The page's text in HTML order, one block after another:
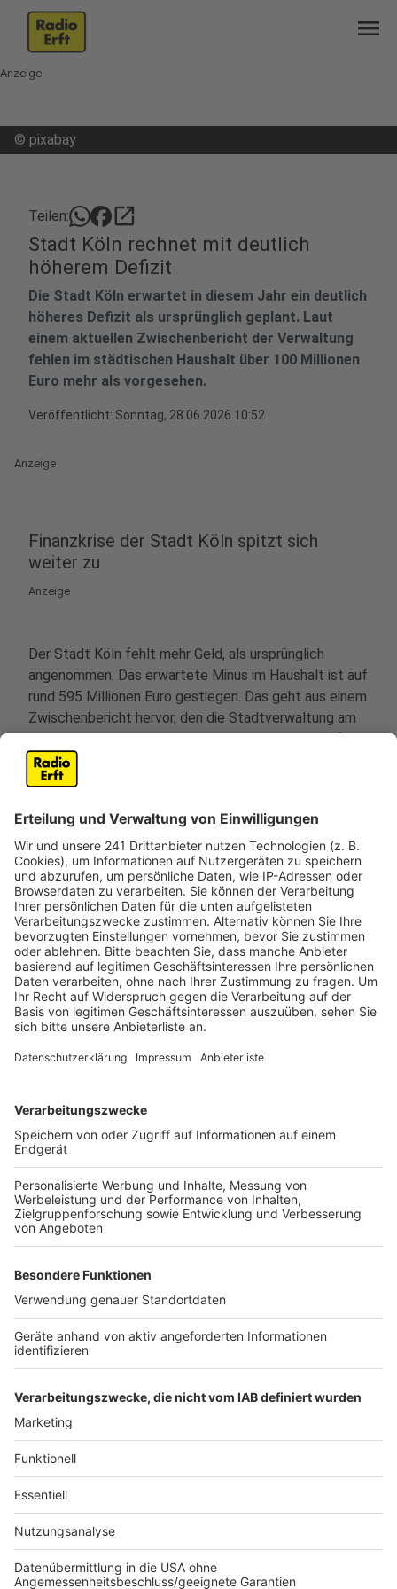
menu
Anzeige
© pixabay
Teilen: open_in_new
Stadt Köln rechnet mit deutlich
höherem Defizit
Die Stadt Köln erwartet in diesem Jahr ein deutlich
höheres Defizit als ursprünglich geplant. Laut
einem aktuellen Zwischenbericht der Verwaltung
fehlen im städtischen Haushalt über 100 Millionen
Euro mehr als vorgesehen.
Veröffentlicht: Sonntag, 28.06.2026 10:52
Anzeige
Finanzkrise der Stadt Köln spitzt sich
weiter zu
Anzeige
Der Stadt Köln fehlt mehr Geld, als ursprünglich
angenommen. Das erwartete Minus im Haushalt ist auf
rund 595 Millionen Euro gestiegen. Das geht aus einem
Zwischenbericht hervor, den die Stadtverwaltung am
Nachmittag dem Finanzausschuss vorlegt. Damit fällt
das Defizit um rund 106 Millionen Euro höher aus als im
ursprünglichen Haushaltsplan kalkuliert. Als
Ausgaben in verschiedenen sozialen Bereichen.
Insbesondere bei der Hilfe zur Erziehung und der
Pflege sowie bei den Personalkosten gibt es laut
Bericht deutliche Mehrausgaben.
Neben den gestiegenen Ausgaben belasten auch
geringere Einnahmen aus der Gewerbesteuer die Kasse
der Domstadt. Positiv wirken sich laut dem
Zwischenbericht hingegen die zu Jahresbeginn
erhöhte Grundsteuer und eine sparsame
Haushaltsführung aus. Dennoch reicht dies nach
Angaben der Stadt nicht aus, um das wachsende Loch
konsequent fortzusetzen.
Anzeige
Weitere Themen von Rhein und Erft
Rettungskräfte an Belastungsgrenze -
Notlazarett in KölnMesse
Bademeister in Hürther Bad De Bütt rettet
Jungem wohl das Leben
Gleisarbeiten bei Horrem starten
Anzeige
Anzeige